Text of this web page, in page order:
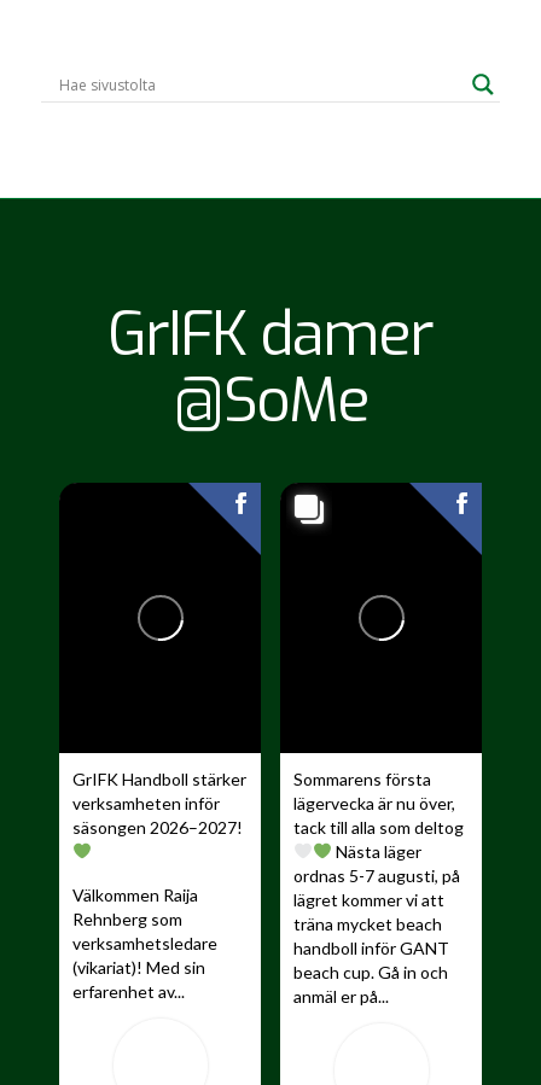
GrIFK damer
@SoMe
GrIFK Handboll stärker
verksamheten inför
säsongen 2026–2027!
Välkommen Raija
Rehnberg som
verksamhetsledare
(vikariat)! Med sin
erfarenhet av...
Sommarens första
lägervecka är nu över,
tack till alla som deltog
Nästa läger
ordnas 5-7 augusti, på
lägret kommer vi att
träna mycket beach
handboll inför GANT
beach cup. Gå in och
anmäl er på...